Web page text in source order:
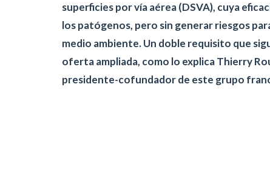
superficies por vía aérea (DSVA), cuya
los patógenos, pero sin generar riesgos
medio ambiente. Un doble requisito que
oferta ampliada, como lo explica Thierry
presidente-cofundador de este grupo